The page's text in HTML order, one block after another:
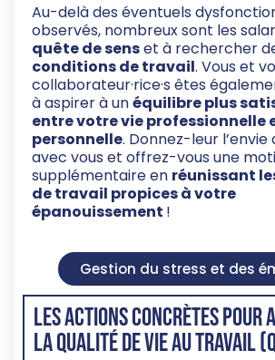
Au-delà des éventuels
observés, nombreux sont les
quête de senset à rechercher
conditions de travail. Vous et
collaborateur·rice·s êtes
à aspirer à unéquilibre plus
entre votre vie professionnelle
personnelle. Donnez-leur
avec vous et offrez-vous une
supplémentaire en réunissant
de travail propices à votre
épanouissement !
Gestion du stress et des
Les actions concrètes pour
la qualité de vie au travail